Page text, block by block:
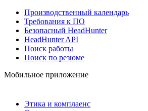
Производственный календарь
Требования к ПО
Безопасный HeadHunter
HeadHunter API
Поиск работы
Поиск по резюме
Мобильное приложение
Этика и комплаенс